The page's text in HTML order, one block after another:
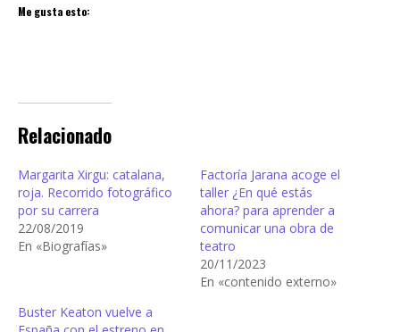
Me gusta esto:
Relacionado
Margarita Xirgu: catalana,
roja. Recorrido fotográfico
por su carrera
22/08/2019
En «Biografías»
Factoría Jarana acoge el
taller ¿En qué estás
ahora? para aprender a
comunicar una obra de
teatro
20/11/2023
En «contenido externo»
Buster Keaton vuelve a